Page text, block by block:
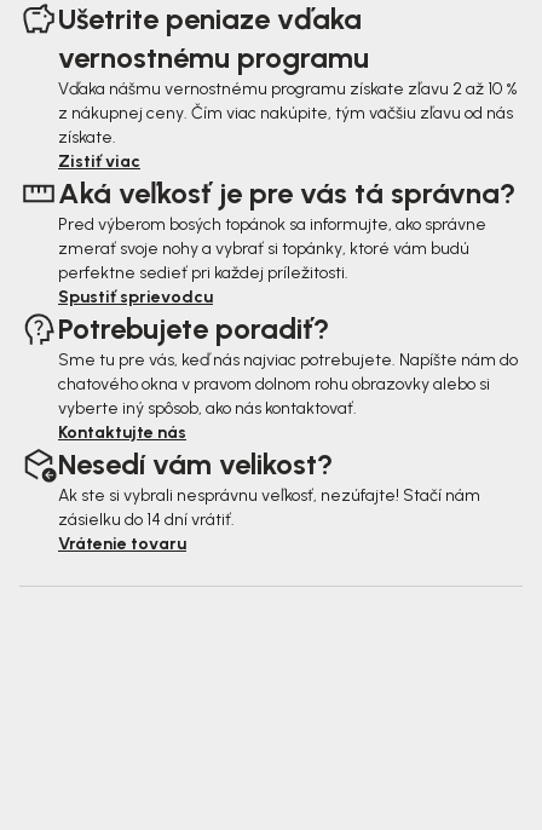
Ušetrite peniaze vďaka
vernostnému programu
Vďaka nášmu vernostnému programu získate zľavu 2 až 10 %
z nákupnej ceny. Čím viac nakúpite, tým väčšiu zľavu od nás
získate.
Zistiť viac
Aká veľkosť je pre vás tá správna?
Pred výberom bosých topánok sa informujte, ako správne
zmerať svoje nohy a vybrať si topánky, ktoré vám budú
perfektne sedieť pri každej príležitosti.
Spustiť sprievodcu
Potrebujete poradiť?
Sme tu pre vás, keď nás najviac potrebujete. Napíšte nám do
chatového okna v pravom dolnom rohu obrazovky alebo si
vyberte iný spôsob, ako nás kontaktovať.
Kontaktujte nás
Nesedí vám velikost?
Ak ste si vybrali nesprávnu veľkosť, nezúfajte! Stačí nám
zásielku do 14 dní vrátiť.
Vrátenie tovaru